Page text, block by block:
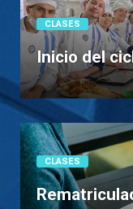
CLASES
Inicio del
CLASES